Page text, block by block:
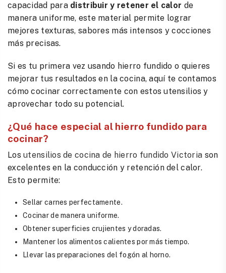
capacidad para distribuir y retener el calor de
manera uniforme, este material permite lograr
mejores texturas, sabores más intensos y cocciones
más precisas.
Si es tu primera vez usando hierro fundido o quieres
mejorar tus resultados en la cocina, aquí te contamos
cómo cocinar correctamente con estos utensilios y
aprovechar todo su potencial.
¿Qué hace especial al hierro fundido para
cocinar?
Losutensilios de cocina de hierro fundido Victoria son
excelentes en la conducción y retención del calor.
Esto permite:
Sellar carnes perfectamente.
Cocinar de manera uniforme.
Obtener superficies crujientes y doradas.
Mantener los alimentos calientes por más tiempo.
Llevar las preparaciones del fogón al horno.